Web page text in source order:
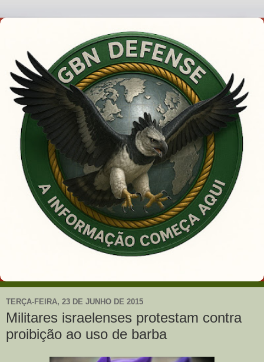
TERÇA-FEIRA, 23 DE JUNHO DE 2015
Militares israelenses protestam contra
proibição ao uso de barba